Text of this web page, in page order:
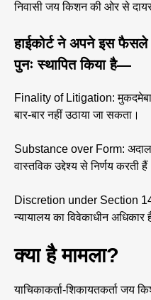
निवासी जय किशन की ओर से
हाईकोर्ट ने अपने इस फैसले
पुनः स्थापित किया है—
Finality of Litigation:
बार-बार नहीं उठाया जा सकता।
Substance over Form:
वास्तविक उद्देश्य से निर्णय करती
Discretion under Section
न्यायालय का विवेकाधीन अधिकार
क्या है मामला?
याचिकाकर्ता-शिकायतकर्ता